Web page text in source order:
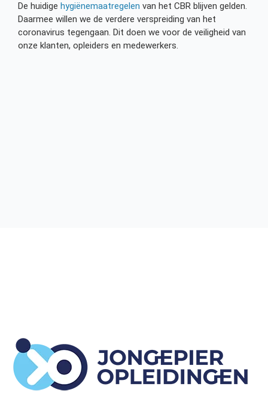
De huidige hygiënemaatregelen van het CBR blijven gelden.
Daarmee willen we de verdere verspreiding van het
coronavirus tegengaan. Dit doen we voor de veiligheid van
onze klanten, opleiders en medewerkers.